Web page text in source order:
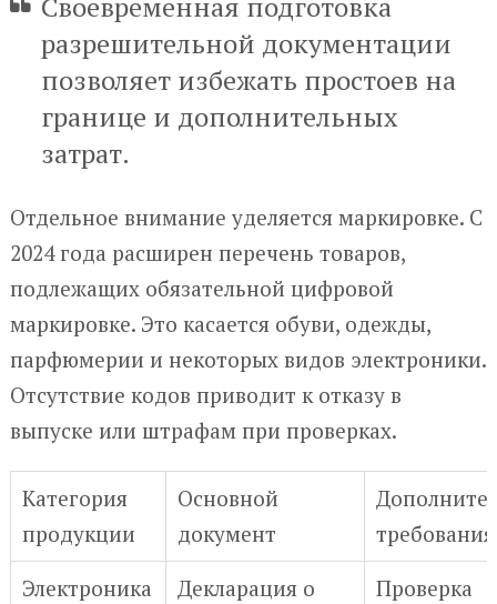
разрешительной документации
позволяет избежать простоев на
границе и дополнительных
затрат.
Отдельное внимание уделяется маркировке. С
2024 года расширен перечень товаров,
подлежащих обязательной цифровой
маркировке. Это касается обуви, одежды,
парфюмерии и некоторых видов электроники.
Отсутствие кодов приводит к отказу в
выпуске или штрафам при проверках.
Категория
продукции
Основной
документ
требования
Электроника
Декларация о
Проверка